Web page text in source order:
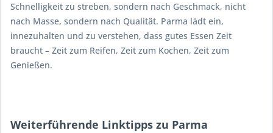
Schnelligkeit zu streben, sondern nach Geschmack, nicht
nach Masse, sondern nach Qualität. Parma lädt ein,
innezuhalten und zu verstehen, dass gutes Essen Zeit
braucht – Zeit zum Reifen, Zeit zum Kochen, Zeit zum
Genießen.
Weiterführende Linktipps zu Parma